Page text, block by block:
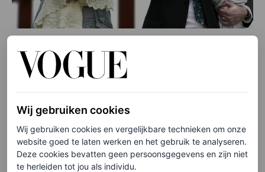
2008
Vanaf 2008 begon voor het koninklijk paar de
familietraditie om naar Zwitserland te gaan voor een
skivakantie. Een jaarlijkse reis waar het gezin nog jaren
van zou genieten.
Wij gebruiken cookies
Wij gebruiken cookies en vergelijkbare technieken om onze
website goed te laten werken en het gebruik te analyseren.
Deze cookies bevatten geen persoonsgegevens en zijn niet
te herleiden tot jou als individu.